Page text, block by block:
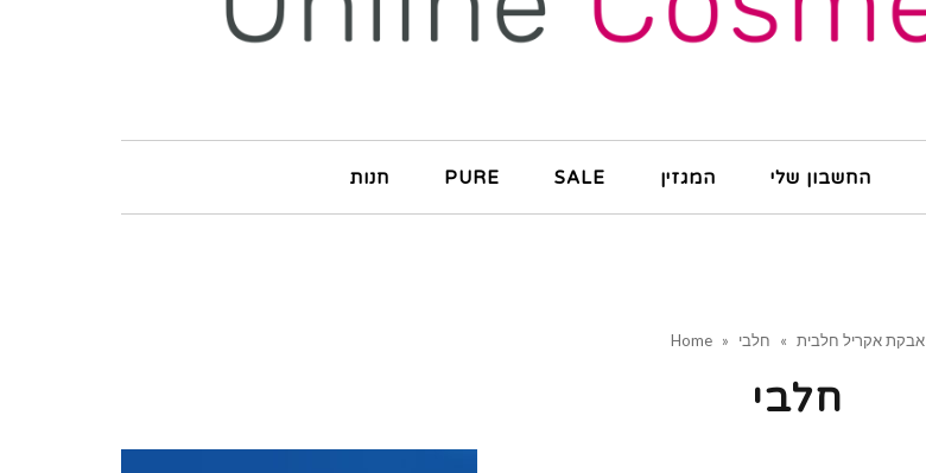
חנות PURE SALE המגזין החשבון שלי
Home » אבקת אקריל חלבית » חלבי
חלבי